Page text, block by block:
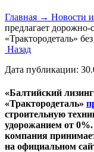
Главная → Новости
предлагает
«Трактородеталь»
Назад
Дата публикации:
«Балтийский
«Трактородеталь»
строительную
удорожанием от
компания
на официальном